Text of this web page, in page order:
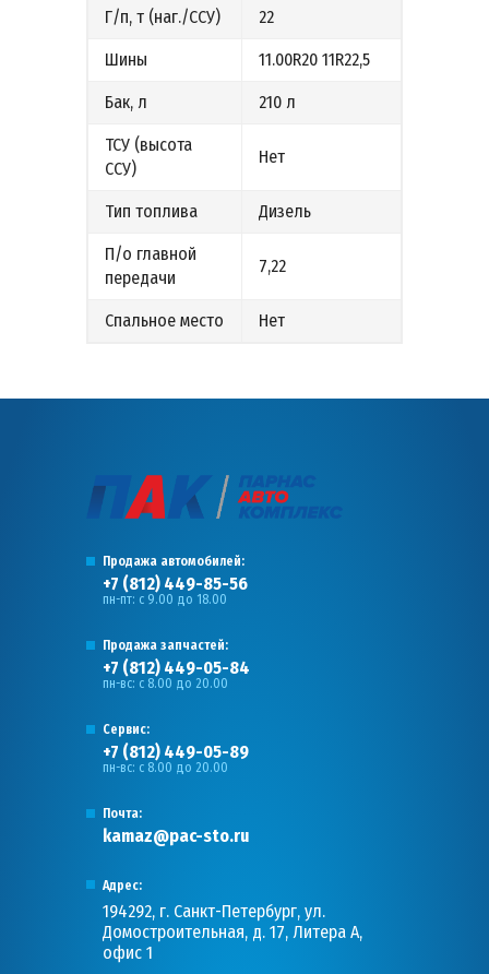
Г/п, т (наг./ССУ) 22
Шины 11.00R20 11R22,5
Бак, л 210 л
ТСУ (высота
ССУ)
Нет
Тип топлива Дизель
П/о главной
передачи
7,22
Спальное место Нет
Продажа автомобилей:
+7 (812) 449-85-56
пн-пт: с 9.00 до 18.00
Продажа запчастей:
+7 (812) 449-05-84
пн-вс: с 8.00 до 20.00
Сервис:
+7 (812) 449-05-89
пн-вс: с 8.00 до 20.00
Почта:
kamaz@pac-sto.ru
Адрес:
194292, г. Санкт-Петербург, ул.
Домостроительная, д. 17, Литера А,
офис 1